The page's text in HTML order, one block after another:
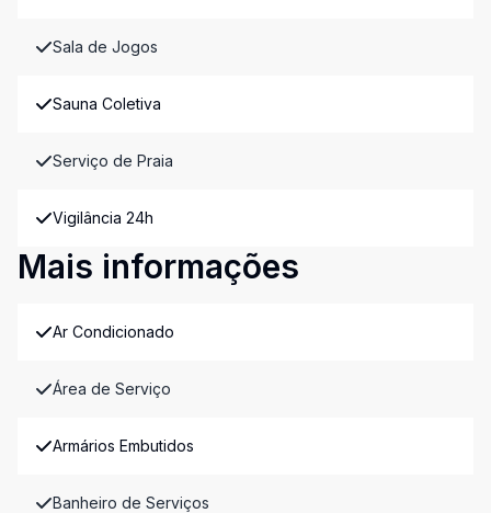
Sala de Jogos
Sauna Coletiva
Serviço de Praia
Vigilância 24h
Mais informações
Ar Condicionado
Área de Serviço
Armários Embutidos
Banheiro de Serviços